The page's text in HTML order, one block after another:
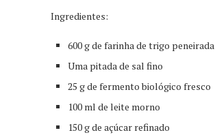
Ingredientes:
600 g de farinha de trigo peneirada
Uma pitada de sal fino
25 g de fermento biológico fresco
100 ml de leite morno
150 g de açúcar refinado